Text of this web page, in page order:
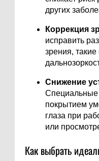
других
Коррекция
исправить
зрения, такие
Снижение
Специальные
покрытием
глаза при
или
Как выбрать